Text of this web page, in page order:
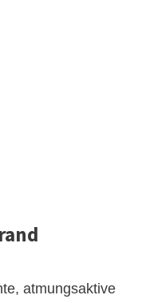
atmungsaktive